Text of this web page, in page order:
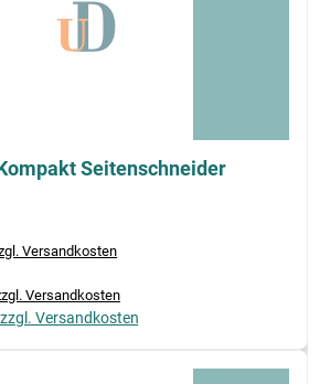
Seitenschneider
Versandkosten
Versandkosten
Versandkosten